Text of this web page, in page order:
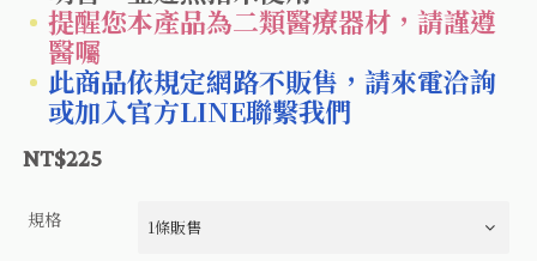
提醒您本產品為二類醫療器材，請謹遵
醫囑
此商品依規定網路不販售，請來電洽詢
或加入官方LINE聯繫我們
NT$225
規格